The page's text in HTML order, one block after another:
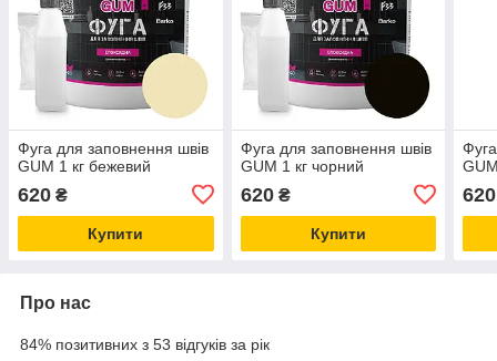
Фуга для заповнення швів
GUM 1 кг бежевий
620 ₴
Купити
Фуга для заповнення швів
GUM 1 кг чорний
620₴
Купити
620
Про нас
84% позитивних з 53 відгуків за рік